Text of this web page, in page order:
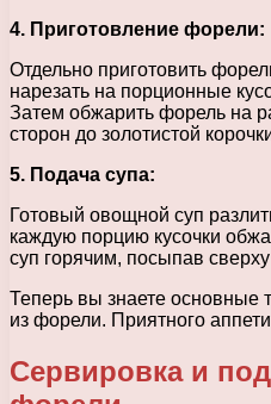
4. Приготовление форели:
Отдельно приготовить
нарезать на порционные
Затем обжарить форель на
сторон до золотистой
5. Подача супа:
Готовый овощной суп
каждую порцию кусочки
суп горячим, посыпав
Теперь вы знаете основные
из форели. Приятного
Сервировка и